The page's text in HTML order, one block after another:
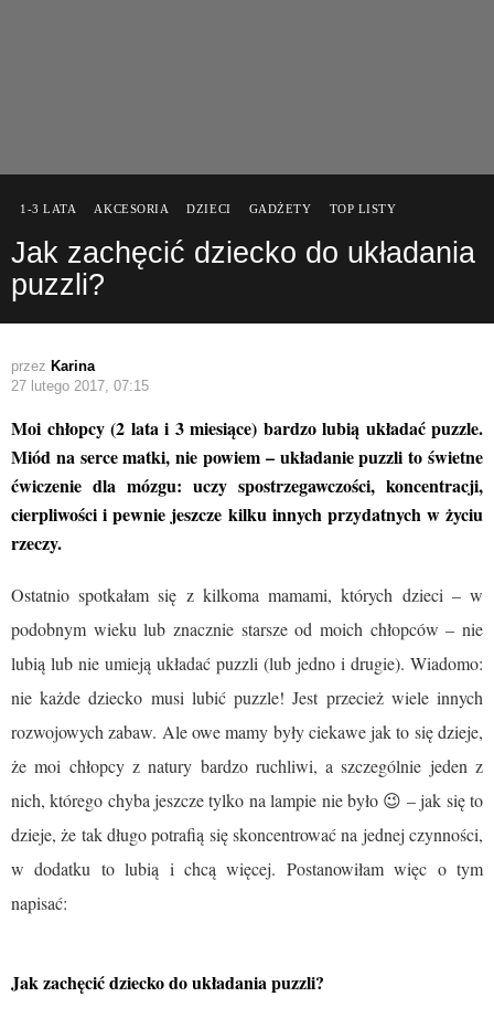
1-3 LATA AKCESORIA DZIECI GADŻETY TOP LISTY
Jak zachęcić dziecko do układania
puzzli?
przez Karina
27 lutego 2017, 07:15
Moi chłopcy (2 lata i 3 miesiące) bardzo lubią układać puzzle.
Miód na serce matki, nie powiem – układanie puzzli to świetne
ćwiczenie dla mózgu: uczy spostrzegawczości, koncentracji,
cierpliwości i pewnie jeszcze kilku innych przydatnych w życiu
rzeczy.
Ostatnio spotkałam się z kilkoma mamami, których dzieci – w
podobnym wieku lub znacznie starsze od moich chłopców – nie
lubią lub nie umieją układać puzzli (lub jedno i drugie). Wiadomo:
nie każde dziecko musi lubić puzzle! Jest przecież wiele innych
rozwojowych zabaw. Ale owe mamy były ciekawe jak to się dzieje,
że moi chłopcy z natury bardzo ruchliwi, a szczególnie jeden z
nich, którego chyba jeszcze tylko na lampie nie było 😉 – jak się to
dzieje, że tak długo potrafią się skoncentrować na jednej czynności,
w dodatku to lubią i chcą więcej. Postanowiłam więc o tym
napisać:
Jak zachęcić dziecko do układania puzzli?